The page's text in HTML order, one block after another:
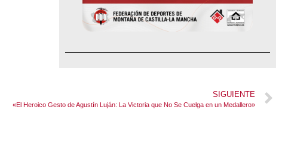
SIGUIENTE
«El Heroico Gesto de Agustín Luján: La Victoria que No Se Cuelga en un Medallero»